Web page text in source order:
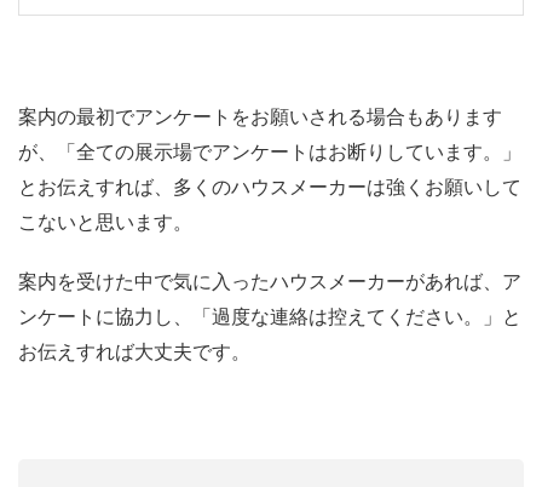
案内の最初でアンケートをお願いされる場合もあります
が、「全ての展示場でアンケートはお断りしています。」
とお伝えすれば、多くのハウスメーカーは強くお願いして
こないと思います。
案内を受けた中で気に入ったハウスメーカーがあれば、ア
ンケートに協力し、「過度な連絡は控えてください。」と
お伝えすれば大丈夫です。